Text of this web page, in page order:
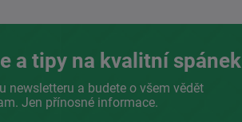
a tipy na kvalitní spánek
newsletteru a budete o všem vědět
Jen přínosné informace.